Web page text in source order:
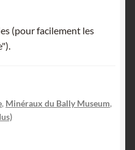
(pour facilement les
, Minéraux du Bally Museum,